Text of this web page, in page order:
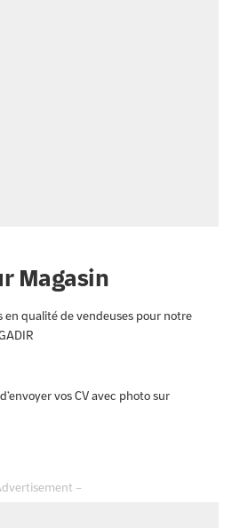
Magasin
en qualité de vendeuses pour notre
vos CV avec photo sur
– Advertisement –